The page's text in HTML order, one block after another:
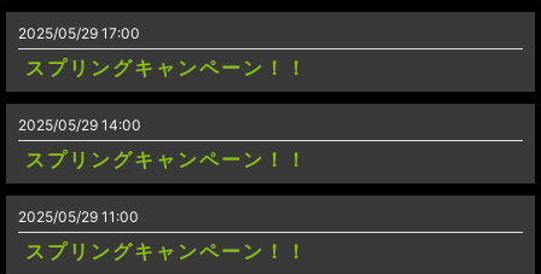
2025/05/29 17:00
スプリングキャンペーン！！
2025/05/29 14:00
スプリングキャンペーン！！
2025/05/29 11:00
スプリングキャンペーン！！